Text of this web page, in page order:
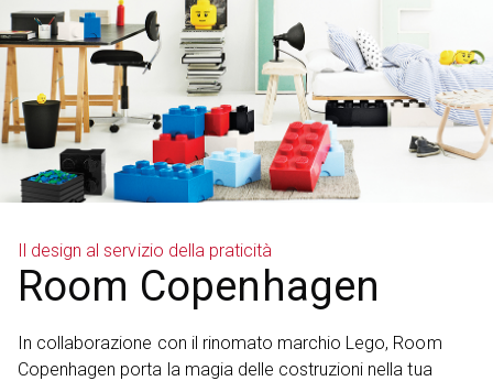
Il design al servizio della praticità
Room Copenhagen
In collaborazione con il rinomato marchio Lego, Room
Copenhagen porta la magia delle costruzioni nella tua